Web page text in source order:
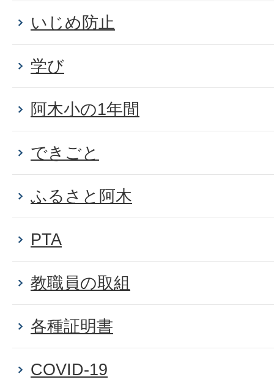
いじめ防止
学び
阿木小の1年間
できごと
ふるさと阿木
PTA
教職員の取組
各種証明書
COVID-19